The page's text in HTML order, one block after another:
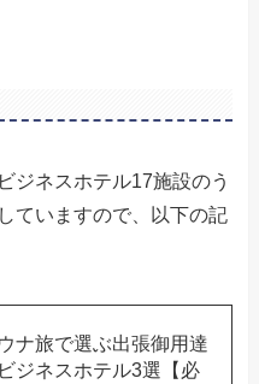
ジネスホテル17施設のう
ていますので、以下の記
ナ旅で選ぶ出張御用達
ジネスホテル3選【必